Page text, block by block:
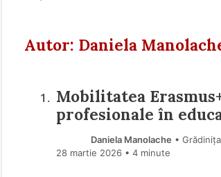
Autor: Daniela
Mobilitatea
profesionale în
Daniela Manolache •
28 martie 2026 • 4 minute